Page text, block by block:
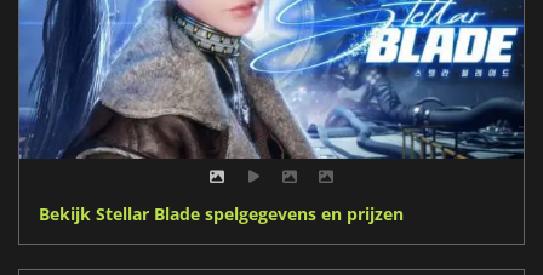
Bekijk Stellar Blade spelgegevens en prijzen